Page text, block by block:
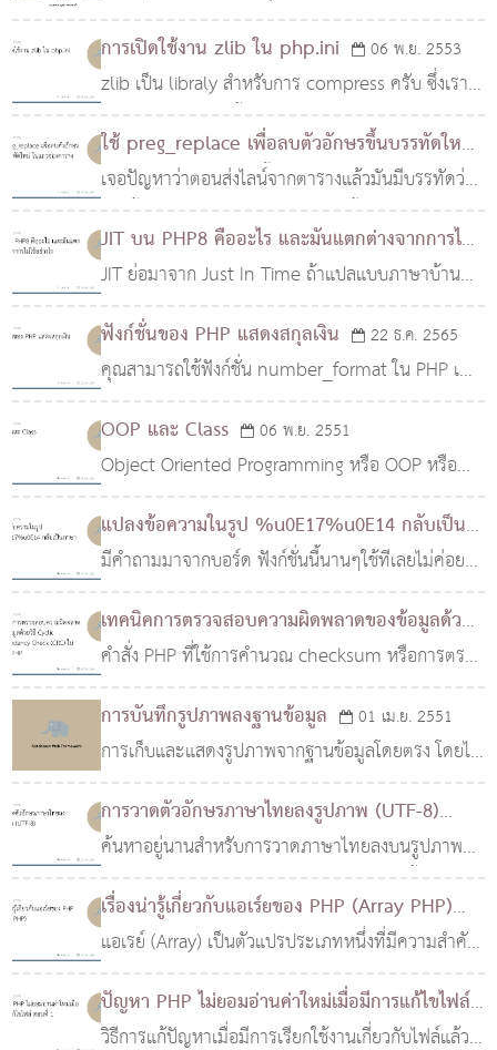
ร่ำลือหรือไม่ ซึ่งผมเองก็สงสัยเหมือนกัน ผมเลยลอง
ทำการทดสอบเบื้องต้นมาให้พิจารณากัน
การเปิดใช้งาน zlib ใน php.ini 06 พ.ย. 2553
zlib เป็น libraly สำหรับการ compress ครับ ซึ่งเรา
สามารถใช้ไลบรารี่นี้ในการบีบอัดเว็บไซต์เพื่อประหยัด
แบนด์วิดท์ ครับ เป็นองค์ประกอบสำคัญในการทำ Pa
ใช้ preg_replace เพื่อลบตัวอักษรขึ้นบรรทัดใหม่
ในแถวของตารางเท่านั้น
10 มิ.ย. 2567
เจอปัญหาว่าตอนส่งไลน์จากตารางแล้วมันมีบรรทัดว่าง
เกิดขึ้นเต็มเลย เลยต้องเอาตัวอักษรขึ้นบรรทัดใหม่
ภายในแถวออก
JIT บน PHP8 คืออะไร และมันแตกต่างจากการไม่
ใช้อย่างไร
30 พ.ย. 2563
JIT ย่อมาจาก Just In Time ถ้าแปลแบบภาษาบ้านๆ
จะได้ประมาณว่า ทันเวลา แต่ถ้าแปลตามวิกีพีเดียจะ
ได้ว่า ระบบทันเวลาพอดี ซึ่งหมายถึงการทำให้ระบบ
สามารถประมวลผลได้ทันเวลาตามที่ร้องขอ (แบบทันที
ทันใด) โดยไม่ต้องรอ
ฟังก์ชั่นของ PHP แสดงสกุลเงิน 22 ธ.ค. 2565
คุณสามารถใช้ฟังก์ชั่น number_format ใน PHP เพื่อ
แปลงจำนวนเงินในบาทเป็นรูปแบบภาษาอังกฤษ โดย
ฟังก์ชั่น number_format จะรับพารามิเตอร์สองตัว
คือ จำนวนเงินและจำนวนหลักทศนิยม และจะคืนค่า
เป็นสตริงที่แสดงจำนวนเงินที่แปลงแล้ว $amount =
1234567.89; // แปลงเป็นรูปแบ
OOP และ Class 06 พ.ย. 2551
Object Oriented Programming หรือ OOP หรือ
การเขียนโปรแกรมเชิงวัตถุ หมายถึง การเขียน
โปรแกรมโดยการมองว่าโปรแกรม ใดๆ เป็นวัตถุชนิด
หนึ่ง
แปลงข้อความในรูป %u0E17%u0E14 กลับเป็น
ภาษาไทย
07 มิ.ย. 2552
มีคำถามมาจากบอร์ด ฟังก์ชั่นนี้นานๆใช้ทีเลยไม่ค่อยได้
จำเท่าไร พอมาเจอคำถามเข้าก็เลยต้องเขียนไว้กันลืม
เทคนิคการตรวจสอบความผิดพลาดของข้อมูลด้วย
วิธี Cyclic Redundancy Check (CRC) ในภาษา
PHP
10 มี.ค. 2566
คำสั่ง PHP ที่ใช้การคำนวณ checksum หรือการตรวจ
สอบความผิดพลาดของข้อมูล ด้วยวิธี Cyclic
Redundancy Check หรือ CRC แบบ 16 บิต
การบันทึกรูปภาพลงฐานข้อมูล 01 เม.ย. 2551
การเก็บและแสดงรูปภาพจากฐานข้อมูลโดยตรง โดยไม่
เก็บไฟล์รูปบน server
การวาดตัวอักษรภาษาไทยลงรูปภาพ (UTF-8)
23 ส.ค. 2553
ค้นหาอยู่นานสำหรับการวาดภาษาไทยลงบนรูปภาพ
ซึ่งปกติมักมีปัญหาการใช้งานภาษาไทย โค้ดนี้สามารถ
นำไปดัดแปลงใช้กับ captcha ที่เป็นภาษาไทยได้เลย
ครับ โดยปกต..
เรื่องน่ารู้เกี่ยวกับแอเร์ยของ PHP (Array PHP)
01 มี.ค. 2564
แอเรย์ (Array) เป็นตัวแปรประเภทหนึ่งที่มีความสำคัญ
มาก การทำความเข้าใจกับแอเรย์ให้ดี สามารถ
ประยุกต์ใช้ในการเขียนโปรแกรมให้ง่ายขึ้นได้ ลดการใช้
ปัญหา PHP ไม่ยอมอ่านค่าใหม่เมื่อมีการแก้ไขไฟล์
ตอนที่ 1
30 ต.ค. 2564
วิธีการแก้ปัญหาเมื่อมีการเรียกใช้งานเกี่ยวกับไฟล์แล้ว